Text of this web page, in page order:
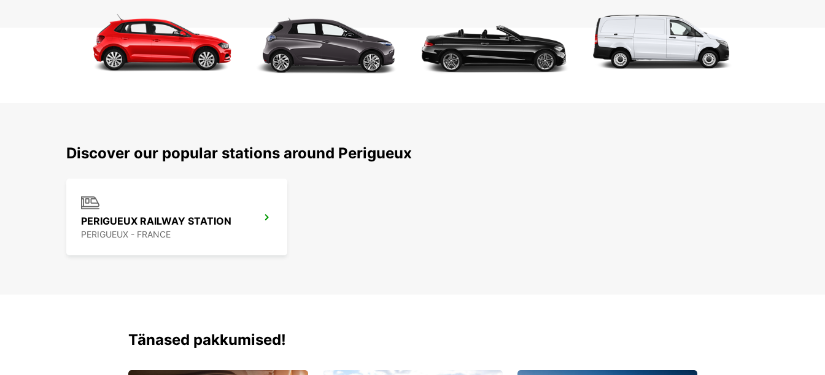
Discover our popular stations around Perigueux
PERIGUEUX RAILWAY STATION
PERIGUEUX - FRANCE
Tänased pakkumised!